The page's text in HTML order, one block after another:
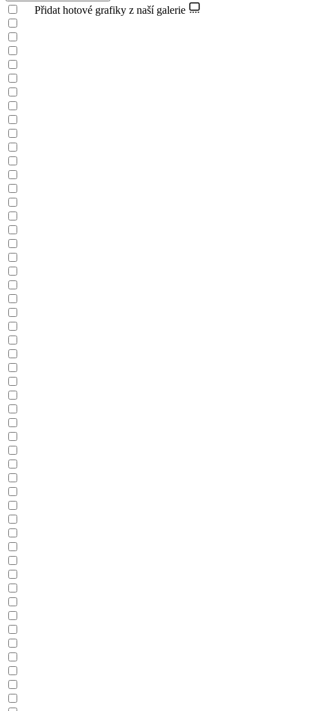
Přidat hotové grafiky z naší galerie